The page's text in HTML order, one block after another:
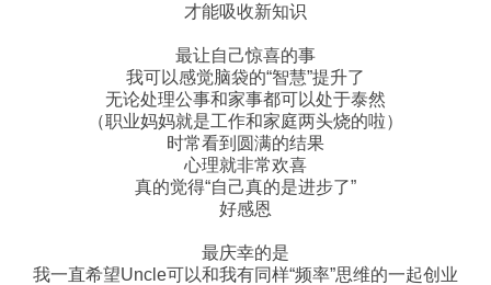
才能吸收新知识
最让自己惊喜的事
我可以感觉脑袋的“智慧”提升了
无论处理公事和家事都可以处于泰然
（职业妈妈就是工作和家庭两头烧的啦）
时常看到圆满的结果
心理就非常欢喜
真的觉得“自己真的是进步了”
好感恩
最庆幸的是
我一直希望Uncle可以和我有同样“频率”思维的一起创业